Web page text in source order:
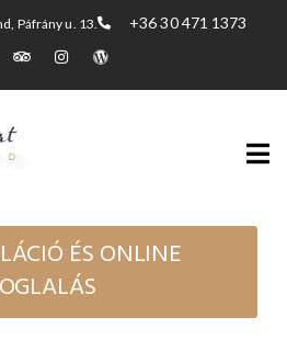
Páfrány u. 13. +36 30 471 1373
ÉS ONLINE